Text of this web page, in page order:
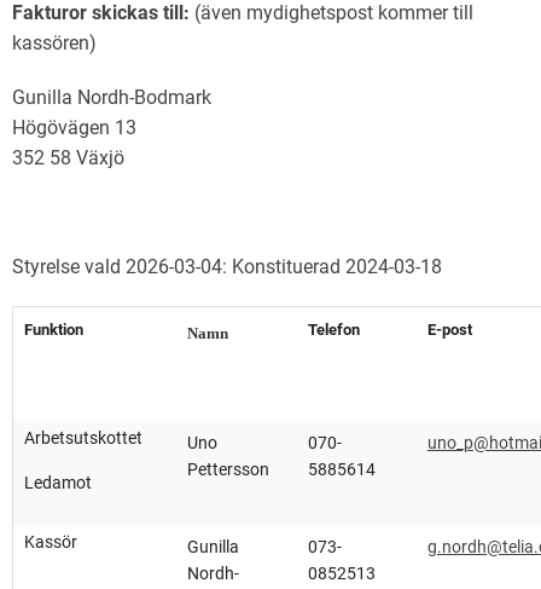
Fakturor skickas till: (även mydighetspost kommer till
kassören)
Gunilla Nordh-Bodmark
Högövägen 13
352 58 Växjö
Styrelse vald 2026-03-04: Konstituerad 2024-03-18
Funktion Namn Telefon E-post
Arbetsutskottet
Ledamot
Uno
Pettersson
070-
5885614
Kassör
Gunilla
Nordh-
073-
0852513